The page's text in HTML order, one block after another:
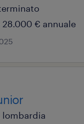
28.000 € annuale
lombardia